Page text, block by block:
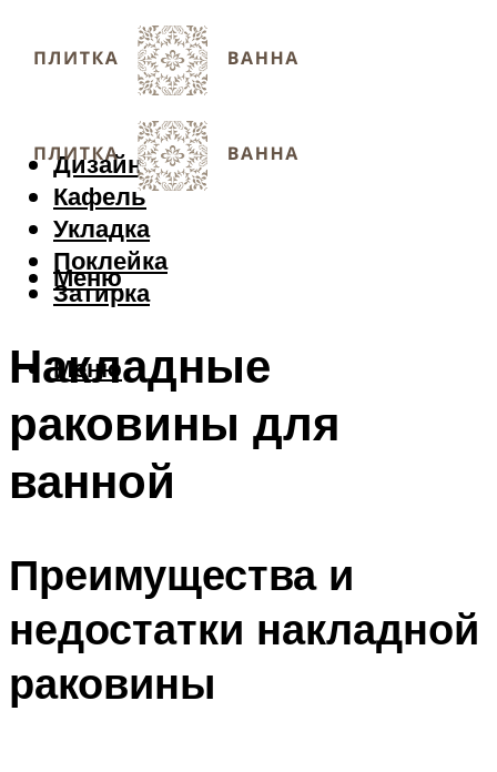
Дизайн
Кафель
Укладка
Поклейка
Затирка
Меню
Меню
Накладные
раковины для
ванной
Преимущества и
недостатки накладной
раковины